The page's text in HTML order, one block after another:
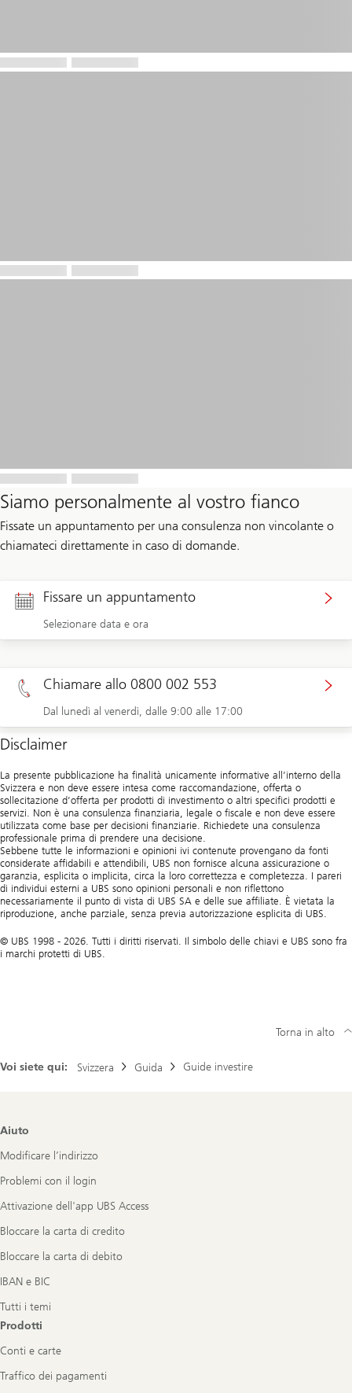
Siamo personalmente al vostro fianco
Fissate un appuntamento per una consulenza non vincolante o
chiamateci direttamente in caso di domande.
Fissare un appuntamento
Selezionare data e ora
Chiamare allo 0800 002 553
Dal lunedì al venerdì, dalle 9:00 alle 17:00
Disclaimer
La presente pubblicazione ha finalità unicamente informative all’interno della
Svizzera e non deve essere intesa come raccomandazione, offerta o
sollecitazione d’offerta per prodotti di investimento o altri specifici prodotti e
servizi. Non è una consulenza finanziaria, legale o fiscale e non deve essere
utilizzata come base per decisioni finanziarie. Richiedete una consulenza
professionale prima di prendere una decisione.
Sebbene tutte le informazioni e opinioni ivi contenute provengano da fonti
considerate affidabili e attendibili, UBS non fornisce alcuna assicurazione o
garanzia, esplicita o implicita, circa la loro correttezza e completezza. I pareri
di individui esterni a UBS sono opinioni personali e non riflettono
necessariamente il punto di vista di UBS SA e delle sue affiliate. È vietata la
riproduzione, anche parziale, senza previa autorizzazione esplicita di UBS.
© UBS 1998 - 2026. Tutti i diritti riservati. Il simbolo delle chiavi e UBS sono fra
i marchi protetti di UBS.
Voi siete qui: Svizzera Guida Guide investire
Torna in alto
Footer
Aiuto
Modificare l’indirizzo
Problemi con il login
Attivazione dell'app UBS Access
Bloccare la carta di credito
Bloccare la carta di debito
IBAN e BIC
Tutti i temi
Prodotti
Conti e carte
Traffico dei pagamenti